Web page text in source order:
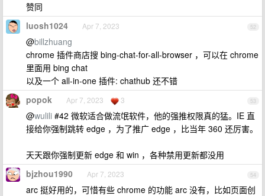
赞同
52
luosh1024 Apr 7, 2023
@billzhuang
chrome 插件商店搜 bing-chat-for-all-browser ，可以在 chrome
里面用 bing chat
以及一个 all-in-one 插件: chathub 还不错
53
popok Apr 7, 2023 3
@wulili #42 微软适合做流氓软件，他的强推权限真的猛。IE 直
接给你强制跳转 edge ，为了推广 edge ，比当年 360 还厉害。
天天跟你强制更新 edge 和 win ，各种禁用更新都没用
54
bjzhou1990 Apr 7, 2023
arc 挺好用的，可惜有些 chrome 的功能 arc 没有，比如页面创